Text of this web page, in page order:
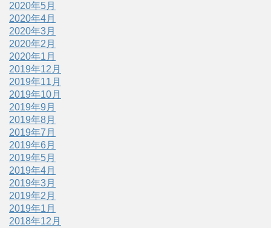
2020年5月
2020年4月
2020年3月
2020年2月
2020年1月
2019年12月
2019年11月
2019年10月
2019年9月
2019年8月
2019年7月
2019年6月
2019年5月
2019年4月
2019年3月
2019年2月
2019年1月
2018年12月